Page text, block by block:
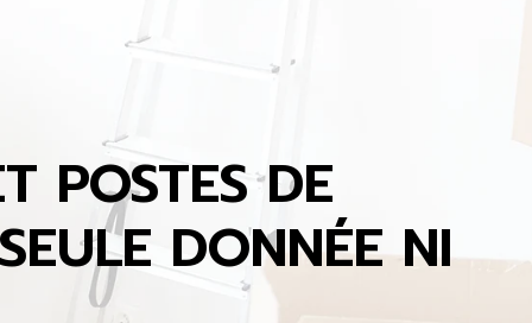
POSTES DE
DONNÉE NI